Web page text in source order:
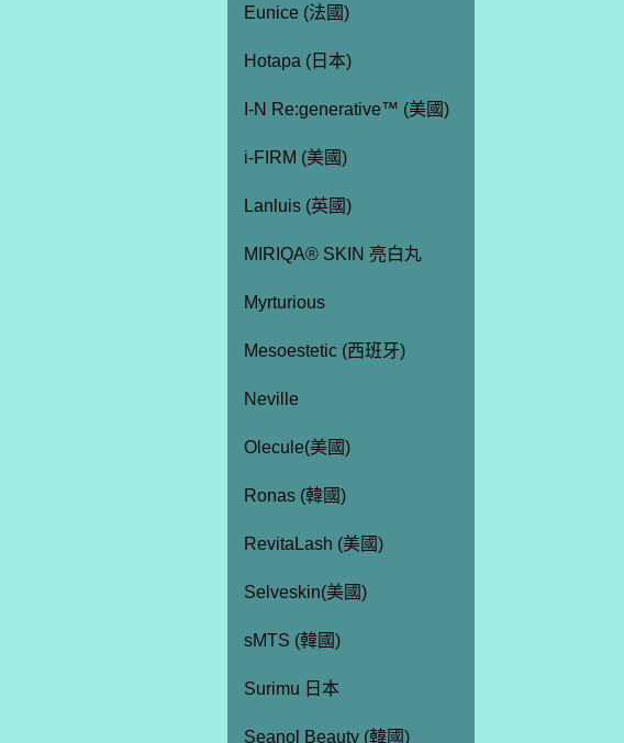
Eunice (法國)
Hotapa (日本)
I-N Re:generative™ (美國)
i-FIRM (美國)
Lanluis (英國)
MIRIQA® SKIN 亮白丸
Myrturious
Mesoestetic (西班牙)
Neville
Olecule(美國)
Ronas (韓國)
RevitaLash (美國)
Selveskin(美國)
sMTS (韓國)
Surimu 日本
Seanol Beauty (韓國)